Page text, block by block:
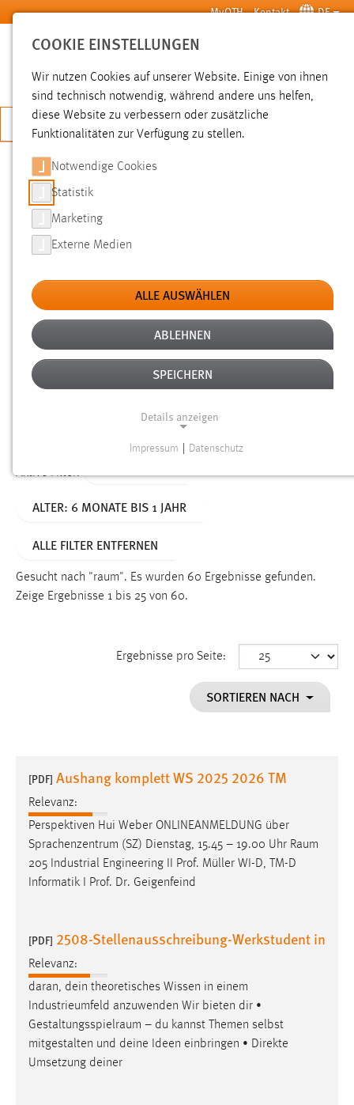
Zum Hauptinhalt springen MyOTH Kontakt DE
SUCHE
JETZT BEWERBEN
SUCHE
FILTER
Typ
Erstellungsdatum
Alter
Aktive Filter:
ALTER: 6 MONATE BIS 1 JAHR
ALLE FILTER ENTFERNEN
Gesucht nach "raum". Es wurden 60 Ergebnisse gefunden.
Zeige Ergebnisse 1 bis 25 von 60.
Ergebnisse pro Seite:
SORTIEREN NACH
[PDF] Aushang komplett WS 2025 2026 TM
Relevanz:
Perspektiven Hui Weber ONLINEANMELDUNG über
Sprachenzentrum (SZ) Dienstag, 15.45 – 19.00 Uhr Raum
205 Industrial Engineering II Prof. Müller WI-D, TM-D
Informatik I Prof. Dr. Geigenfeind
[PDF] 2508-Stellenausschreibung-Werkstudent in
Relevanz:
daran, dein theoretisches Wissen in einem
Industrieumfeld anzuwenden Wir bieten dir •
Gestaltungsspielraum – du kannst Themen selbst
mitgestalten und deine Ideen einbringen • Direkte
Umsetzung deiner
COOKIE EINSTELLUNGEN
Wir nutzen Cookies auf unserer Website. Einige von ihnen
sind technisch notwendig, während andere uns helfen,
diese Website zu verbessern oder zusätzliche
Funktionalitäten zur Verfügung zu stellen.
Notwendige Cookies
Statistik
Marketing
Externe Medien
ALLE AUSWÄHLEN
ABLEHNEN
SPEICHERN
Details anzeigen
Funktionen und sind für die einwandfreie Funktion der
Name:
Dieser Cookie speichert die ausgewählten Einverständnis-
Performance
Name:
staticfilecache
Zweck:
Für performante Seitenauslieferung wird in diesem Cookie
gespeichert, ob man eingeloggt ist.
Name:
site-language-preference
Zweck:
Das Cookie speichert die gewählte Sprache der Website.
Cookie Laufzeit:
30 Tage
Impressum Datenschutz